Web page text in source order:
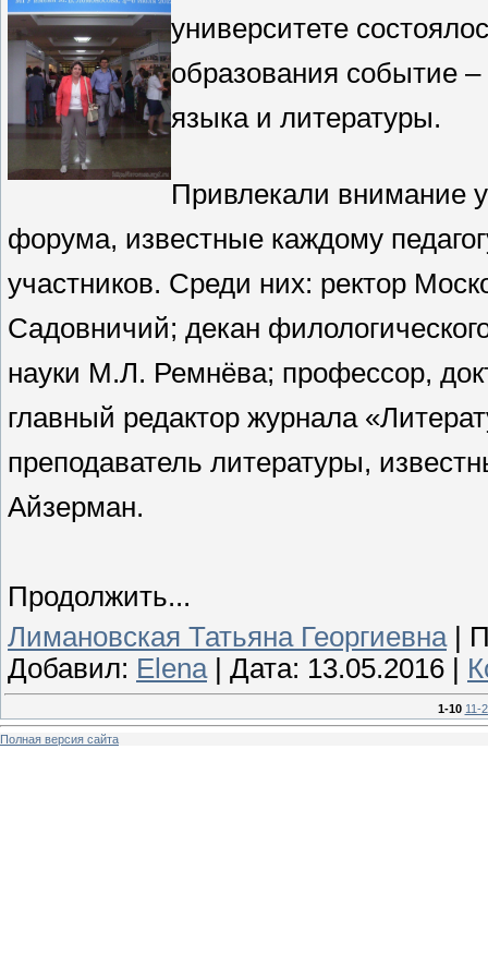
университете
образования событие –
языка и литературы.
Привлекали внимание
форума, известные каждому
участников. Среди них: ректор
Садовничий; декан
науки М.Л. Ремнёва; профессор,
главный редактор журнала
преподаватель литературы,
Айзерман.
Продолжить...
Лимановская Татьяна Георгиевна|
Добавил: Elena| Дата: 13.05.2016
1-10 11-
Полная версия сайта